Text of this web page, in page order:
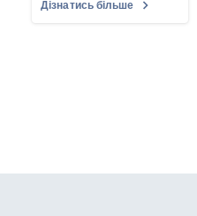
Дізнатись більше